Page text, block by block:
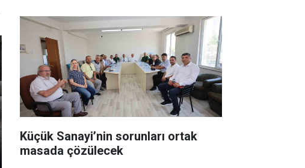
Küçük Sanayi’nin sorunları ortak
masada çözülecek